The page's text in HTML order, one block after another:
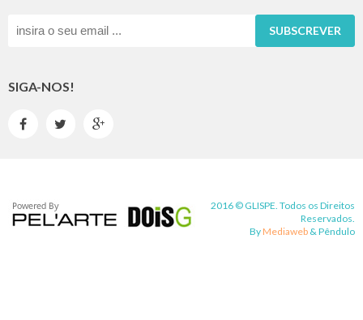
SUBSCREVER
SIGA-NOS!
  
2016 © GLISPE. Todos os Direitos
Reservados.
By Mediaweb & Pêndulo